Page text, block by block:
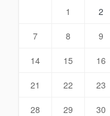
1
2
7 8 9
14 15 16
21 22 23
28 29 30